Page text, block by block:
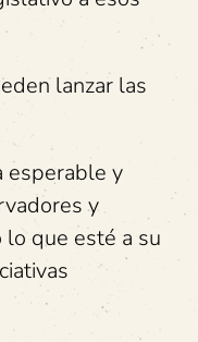
lanzar las
esperable y
y
que esté a su